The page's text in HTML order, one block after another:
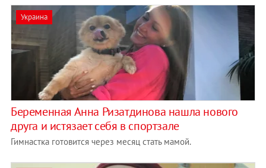
Украина
Беременная Анна Ризатдинова нашла нового
друга и истязает себя в спортзале
Гимнастка готовится через месяц стать мамой.